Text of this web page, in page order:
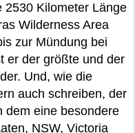
2530 Kilometer Länge
Wilderness Area
zur Mündung bei
er der größte und der
Und, wie die
auch schreiben, der
dem eine besondere
NSW, Victoria